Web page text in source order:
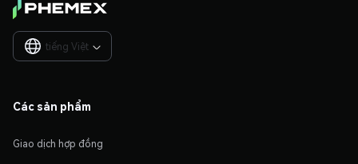
tiếng Việt 
Các sản phẩm
Giao dịch hợp đồng